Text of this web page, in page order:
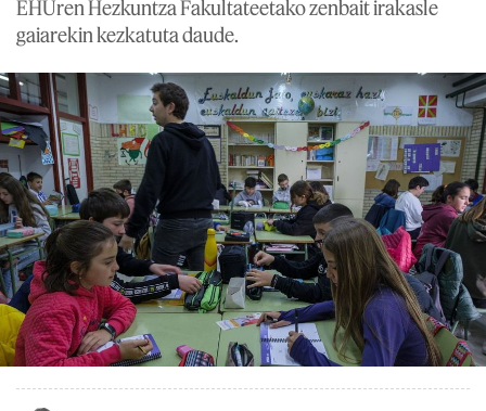
EHUren Hezkuntza Fakultateetako zenbait irakasle
gaiarekin kezkatuta daude.